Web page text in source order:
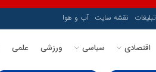
تبلیغات نقشه سایت آب و هوا
اقتصادی سیاسی ورزشی علمی